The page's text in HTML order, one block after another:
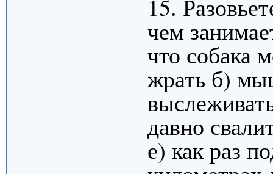
15.
чем
что собака
жрать б)
давно
е) как раз